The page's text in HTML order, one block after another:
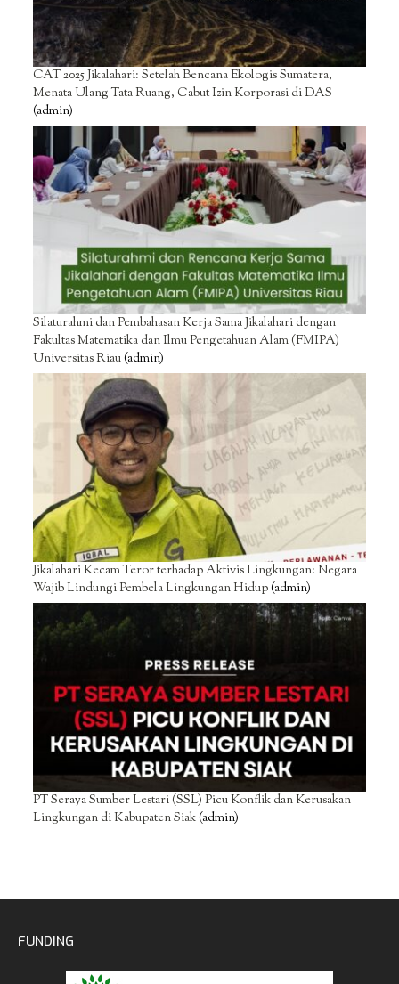
CAT 2025 Jikalahari: Setelah Bencana Ekologis Sumatera,
Menata Ulang Tata Ruang, Cabut Izin Korporasi di DAS
(admin)
Silaturahmi dan Pembahasan Kerja Sama Jikalahari dengan
Fakultas Matematika dan Ilmu Pengetahuan Alam (FMIPA)
Universitas Riau(admin)
Jikalahari Kecam Teror terhadap Aktivis Lingkungan: Negara
Wajib Lindungi Pembela Lingkungan Hidup(admin)
PT Seraya Sumber Lestari (SSL) Picu Konflik dan Kerusakan
Lingkungan di Kabupaten Siak(admin)
FUNDING